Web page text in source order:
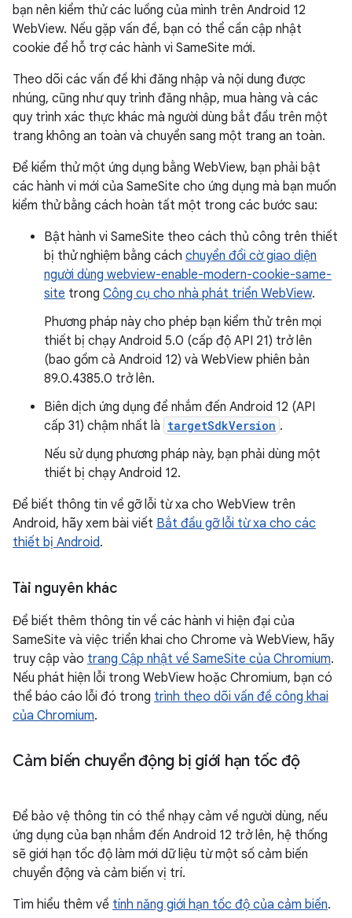
bạn nên kiểm thử các luồng của mình trên Android 12
WebView. Nếu gặp vấn đề, bạn có thể cần cập nhật
cookie để hỗ trợ các hành vi SameSite mới.
Theo dõi các vấn đề khi đăng nhập và nội dung được
nhúng, cũng như quy trình đăng nhập, mua hàng và các
quy trình xác thực khác mà người dùng bắt đầu trên một
trang không an toàn và chuyển sang một trang an toàn.
Để kiểm thử một ứng dụng bằng WebView, bạn phải bật
các hành vi mới của SameSite cho ứng dụng mà bạn muốn
kiểm thử bằng cách hoàn tất một trong các bước sau:
Bật hành vi SameSite theo cách thủ công trên thiết
bị thử nghiệm bằng cách chuyển đổi cờ giao diện
người dùng webview-enable-modern-cookie-same-
site trong Công cụ cho nhà phát triển WebView.
Phương pháp này cho phép bạn kiểm thử trên mọi
thiết bị chạy Android 5.0 (cấp độ API 21) trở lên
(bao gồm cả Android 12) và WebView phiên bản
89.0.4385.0 trở lên.
Biên dịch ứng dụng để nhắm đến Android 12 (API
cấp 31) chậm nhất là targetSdkVersion .
Nếu sử dụng phương pháp này, bạn phải dùng một
thiết bị chạy Android 12.
Để biết thông tin về gỡ lỗi từ xa cho WebView trên
Android, hãy xem bài viết Bắt đầu gỡ lỗi từ xa cho các
thiết bị Android.
Tài nguyên khác
Để biết thêm thông tin về các hành vi hiện đại của
SameSite và việc triển khai cho Chrome và WebView, hãy
truy cập vào trang Cập nhật về SameSite của Chromium.
Nếu phát hiện lỗi trong WebView hoặc Chromium, bạn có
thể báo cáo lỗi đó trong trình theo dõi vấn đề công khai
của Chromium.
Cảm biến chuyển động bị giới hạn tốc độ
Để bảo vệ thông tin có thể nhạy cảm về người dùng, nếu
ứng dụng của bạn nhắm đến Android 12 trở lên, hệ thống
sẽ giới hạn tốc độ làm mới dữ liệu từ một số cảm biến
chuyển động và cảm biến vị trí.
Tìm hiểu thêm về tính năng giới hạn tốc độ của cảm biến.